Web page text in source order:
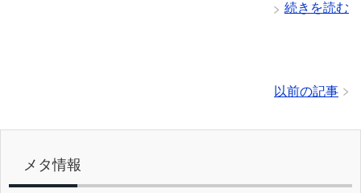
続きを読む
以前の記事
メタ情報